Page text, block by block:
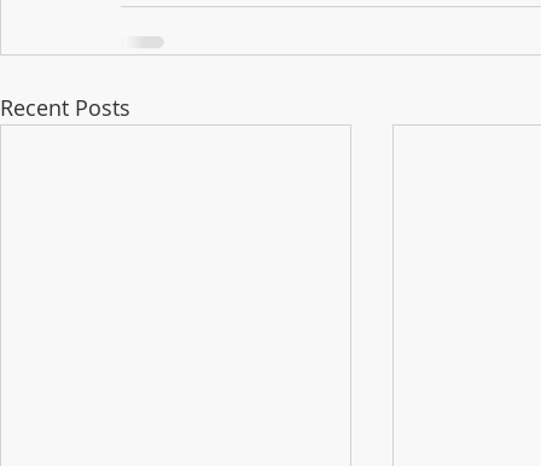
Recent Posts